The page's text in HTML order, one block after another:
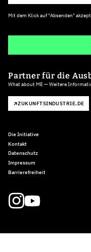
Mit dem Klick auf "Absenden"
Partner für die
What about ME — Weitere
ZUKUNFTSINDUSTRIE.DE
Die Initiative
Kontakt
Datenschutz
Impressum
Barrierefreiheit